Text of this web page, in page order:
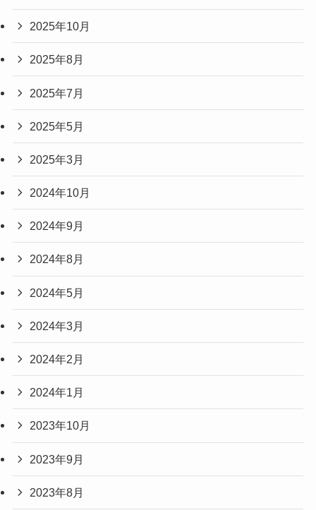
2025年10月
2025年8月
2025年7月
2025年5月
2025年3月
2024年10月
2024年9月
2024年8月
2024年5月
2024年3月
2024年2月
2024年1月
2023年10月
2023年9月
2023年8月